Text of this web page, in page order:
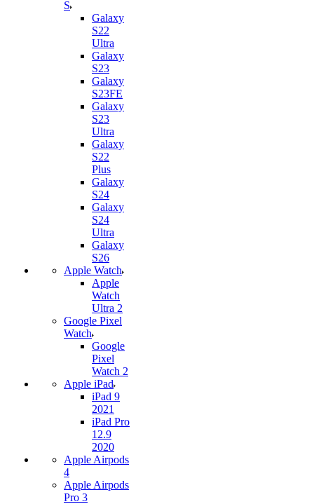
S
Galaxy
S22
Ultra
Galaxy
S23
Galaxy
S23FE
Galaxy
S23
Ultra
Galaxy
S22
Plus
Galaxy
S24
Galaxy
S24
Ultra
Galaxy
S26
Apple Watch
Apple
Watch
Ultra 2
Google Pixel
Watch
Google
Pixel
Watch 2
Apple iPad
iPad 9
2021
iPad Pro
12.9
2020
Apple Airpods
4
Apple Airpods
Pro 3